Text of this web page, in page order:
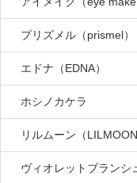
プリズメル（prismel）
エドナ（EDNA）
ホシノカケラ
リルムーン（LILMOON
ヴィオレットブランシ